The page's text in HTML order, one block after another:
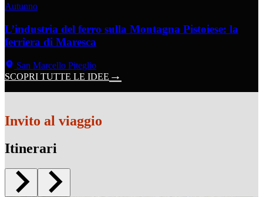
Autunno
L’industria del ferro sulla Montagna Pistoiese: la
ferriera di Maresca
San Marcello Piteglio
SCOPRI TUTTE LE IDEE
Invito al viaggio
Itinerari